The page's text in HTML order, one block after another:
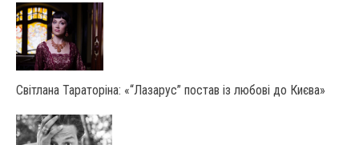
Світлана Тараторіна: «“Лазарус” постав із любові до Києва»